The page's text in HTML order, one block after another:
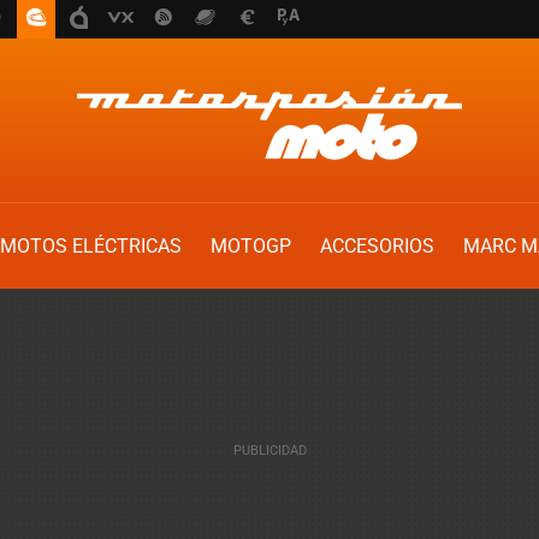
MOTOS ELÉCTRICAS MOTOGP ACCESORIOS MARC